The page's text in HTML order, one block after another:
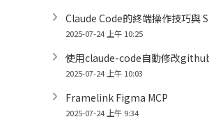
Claude Code的終端操作技巧與
2025-07-24 上午 10:25
使用claude-code自動修改
2025-07-24 上午 10:03
Framelink Figma MCP
2025-07-24 上午 9:34